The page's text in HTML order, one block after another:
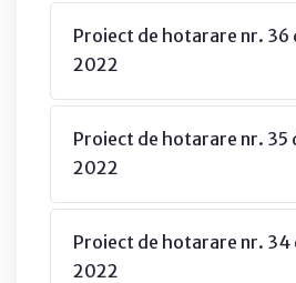
Proiect de hotarare nr.
2022
Proiect de hotarare nr. 35
2022
Proiect de hotarare nr.
2022